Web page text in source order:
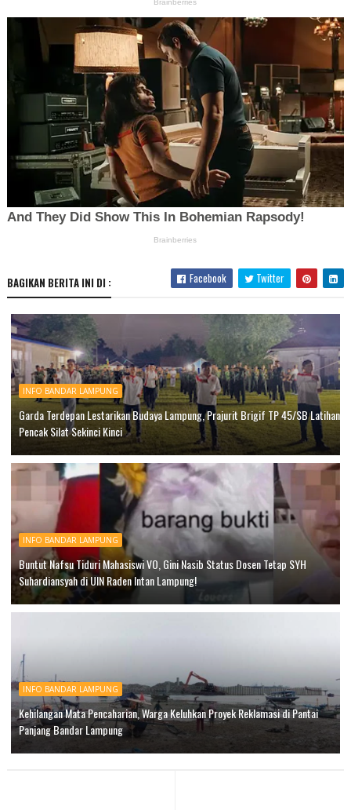
BAGIKAN BERITA INI DI : Facebook Twitter
INFO BANDAR LAMPUNG
Garda Terdepan Lestarikan Budaya Lampung, Prajurit Brigif TP 45/SB Latihan
Pencak Silat Sekinci Kinci
INFO BANDAR LAMPUNG
Buntut Nafsu Tiduri Mahasiswi VO, Gini Nasib Status Dosen Tetap SYH
Suhardiansyah di UIN Raden Intan Lampung!
INFO BANDAR LAMPUNG
Kehilangan Mata Pencaharian, Warga Keluhkan Proyek Reklamasi di Pantai
Panjang Bandar Lampung